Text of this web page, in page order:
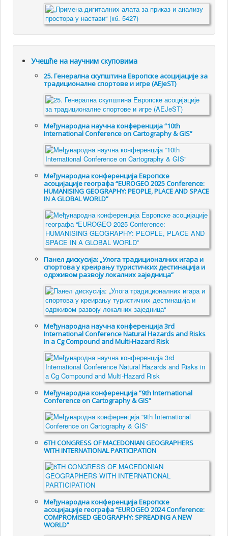
Учешће на научним скуповима
25. Генералнa скупштинa Европске асоцијације за
традиционалне спортове и игре (AEJeST)
Међународна научна конференција “10th
International Conference on Cartography & GIS”
Међународна конференција Европске
асоцијације географа “EUROGEO 2025 Conference:
HUMANISING GEOGRAPHY: PEOPLE, PLACE AND SPACE
IN A GLOBAL WORLD”
Панел дискусија: „Улога традиционалних игара и
спортова у креирању туристичких дестинација и
одрживом развоју локалних заједница“
Међународна научна конференција 3rd
International Conference Natural Hazards and Risks
in a Cg Compound and Multi-Hazard Risk
Међународна конференција “9th International
Conference on Cartography & GIS”
6TH CONGRESS OF MACEDONIAN GEOGRAPHERS
WITH INTERNATIONAL PARTICIPATION
Међународна конференција Европске
асоцијације географа “EUROGEO 2024 Conference:
COMPROMISED GEOGRAPHY: SPREADING A NEW
WORLD”